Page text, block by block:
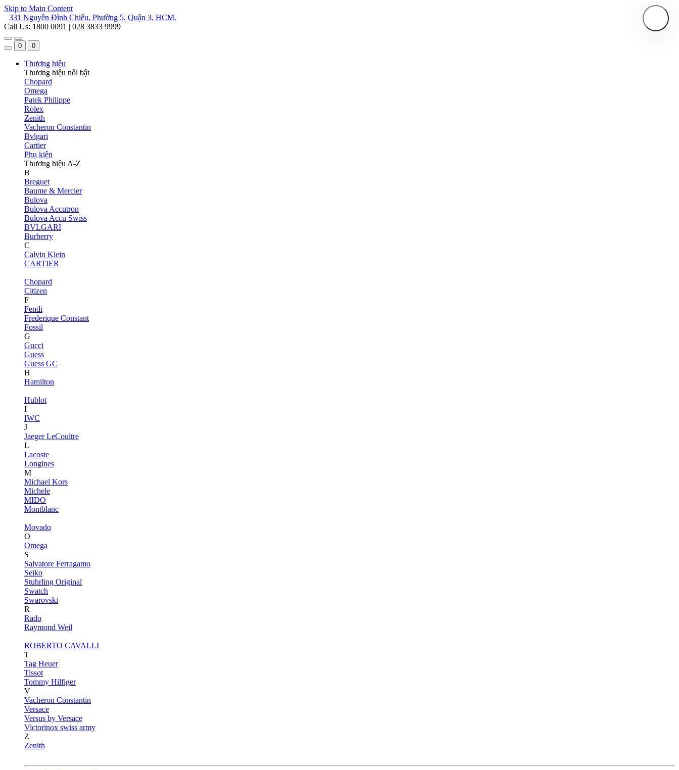
Skip to Main Content
331 Nguyễn Đình Chiểu, Phường 5, Quận 3, HCM.
Call Us: 1800 0091 | 028 3833 9999
0 0
Thương hiệu
Thương hiệu nổi bật
Chopard
Omega
Patek Philippe
Rolex
Zenith
Vacheron Constantin
Bvlgari
Cartier
Phụ kiện
Thương hiệu A-Z
B
Breguet
Baume & Mercier
Bulova
Bulova Accutron
Bulova Accu Swiss
BVLGARI
Burberry
C
Calvin Klein
CARTIER
Chopard
Citizen
F
Fendi
Frederique Constant
Fossil
G
Gucci
Guess
Guess GC
H
Hamilton
Hublot
I
IWC
J
Jaeger LeCoultre
L
Lacoste
Longines
M
Michael Kors
Michele
MIDO
Montblanc
Movado
O
Omega
S
Salvatore Ferragamo
Seiko
Stuhrling Original
Swatch
Swarovski
R
Rado
Raymond Weil
ROBERTO CAVALLI
T
Tag Heuer
Tissot
Tommy Hilfiger
V
Vacheron Constantin
Versace
Versus by Versace
Victorinox swiss army
Z
Zenith